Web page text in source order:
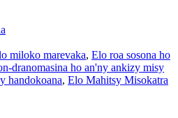
miloko marevaka, Elo roa sosona ho
dranomasina ho an'ny ankizy misy
handokoana, Elo Mahitsy Misokatra